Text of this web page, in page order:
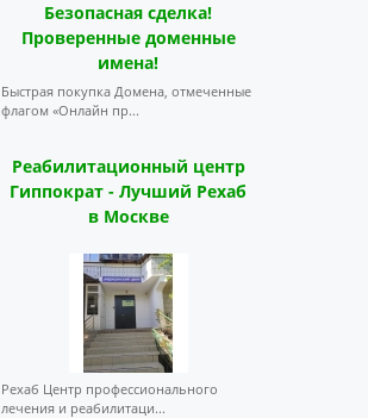
Безопасная сделка!
Проверенные доменные
имена!
Быстрая покупка Домена, отмеченные
флагом «Онлайн пр...
Реабилитационный центр
Гиппократ - Лучший Рехаб
в Москве
Рехаб Центр профессионального
лечения и реабилитаци...